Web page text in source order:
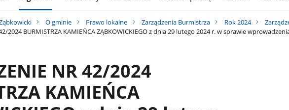
O gminie Prawo lokalne Zarządzenia Burmistrza Rok 2024
2024 BURMISTRZA KAMIEŃCA ZĄBKOWICKIEGO z dnia 29 lutego 2024 r. w sprawie
NR 42/2024
KAMIEŃCA